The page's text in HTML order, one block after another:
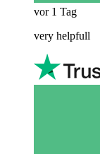
vor 1 Tag
very helpfull